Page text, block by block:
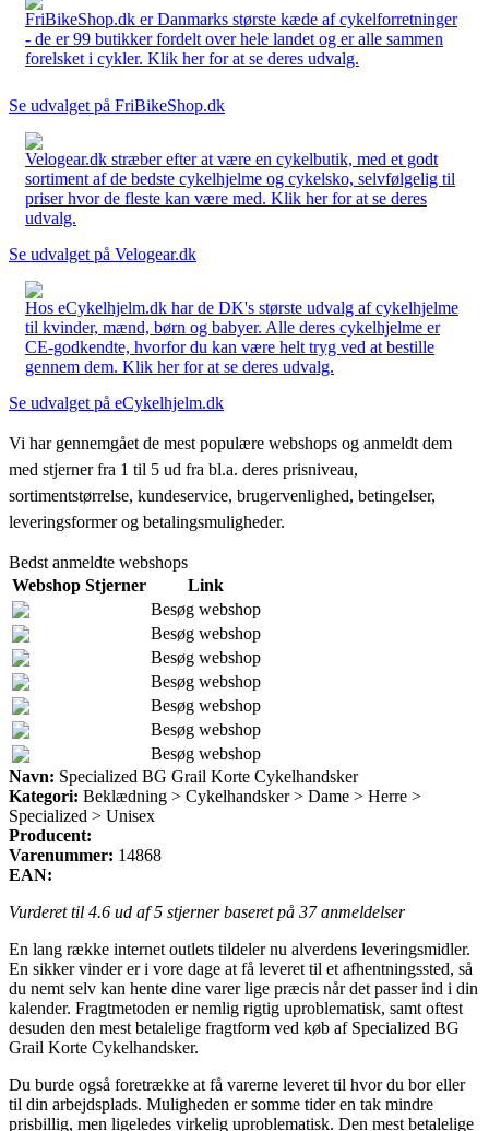
FriBikeShop.dk er Danmarks største kæde af cykelforretninger
- de er 99 butikker fordelt over hele landet og er alle sammen
forelsket i cykler. Klik her for at se deres udvalg.
Se udvalget på FriBikeShop.dk
Velogear.dk stræber efter at være en cykelbutik, med et godt
sortiment af de bedste cykelhjelme og cykelsko, selvfølgelig til
priser hvor de fleste kan være med. Klik her for at se deres
udvalg.
Se udvalget på Velogear.dk
Hos eCykelhjelm.dk har de DK's største udvalg af cykelhjelme
til kvinder, mænd, børn og babyer. Alle deres cykelhjelme er
CE-godkendte, hvorfor du kan være helt tryg ved at bestille
gennem dem. Klik her for at se deres udvalg.
Se udvalget på eCykelhjelm.dk
Vi har gennemgået de mest populære webshops og anmeldt dem
med stjerner fra 1 til 5 ud fra bl.a. deres prisniveau,
sortimentstørrelse, kundeservice, brugervenlighed, betingelser,
leveringsformer og betalingsmuligheder.
Bedst anmeldte webshops
Webshop Stjerner
Link
Besøg webshop
Besøg webshop
Besøg webshop
Besøg webshop
Besøg webshop
Besøg webshop
Besøg webshop
Navn: Specialized BG Grail Korte Cykelhandsker
Kategori: Beklædning > Cykelhandsker > Dame > Herre >
Specialized > Unisex
Producent:
Varenummer: 14868
EAN:
Vurderet til 4.6 ud af 5 stjerner baseret på 37anmeldelser
En lang række internet outlets tildeler nu alverdens leveringsmidler.
En sikker vinder er i vore dage at få leveret til et afhentningssted, så
du nemt selv kan hente dine varer lige præcis når det passer ind i din
kalender. Fragtmetoden er nemlig rigtig uproblematisk, samt oftest
desuden den mest betalelige fragtform ved køb af Specialized BG
Grail Korte Cykelhandsker.
Du burde også foretrække at få varerne leveret til hvor du bor eller
til din arbejdsplads. Muligheden er somme tider en tak mindre
prisbillig, men ligeledes virkelig uproblematisk. Den mest betalelige